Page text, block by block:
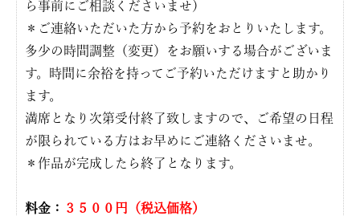
ら事前にご相談くださいませ）
＊ご連絡いただいた方から予約をおとりいたします。
多少の時間調整（変更）をお願いする場合がございま
す。時間に余裕を持ってご予約いただけますと助かり
ます。
満席となり次第受付終了致しますので、ご希望の日程
が限られている方はお早めにご連絡くださいませ。
＊作品が完成したら終了となります。
料金： ３５００円（税込価格）